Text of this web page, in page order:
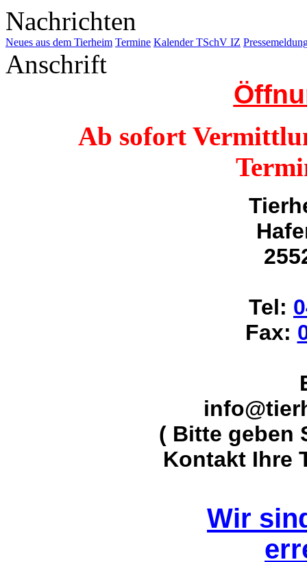
Nachrichten
Neues aus dem Tierheim Termine Kalender TSchV IZ
Anschrift
Ab sofort
Tel:
Fax:
( Bitte geben
Kontakt Ihre
Wir